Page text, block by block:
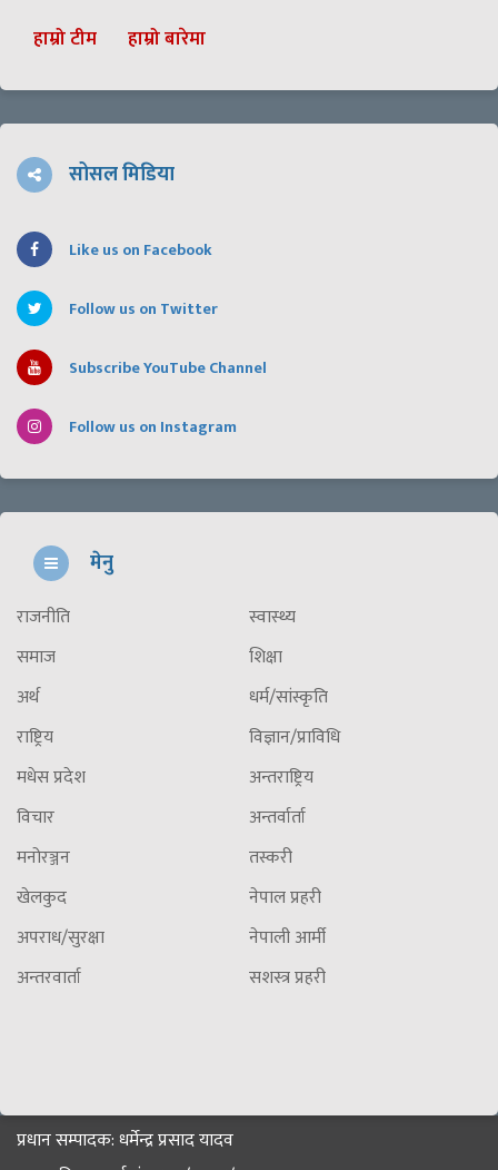
हाम्रो टीम हाम्रो बारेमा
सोसल मिडिया
Like us on Facebook
Follow us on Twitter
Subscribe YouTube Channel
Follow us on Instagram
मेनु
राजनीति
समाज
अर्थ
राष्ट्रिय
मधेस प्रदेश
विचार
मनोरञ्जन
खेलकुद
अपराध/सुरक्षा
अन्तरवार्ता
स्वास्थ्य
शिक्षा
धर्म/सांस्कृति
विज्ञान/प्राविधि
अन्तराष्ट्रिय
अन्तर्वार्ता
तस्करी
नेपाल प्रहरी
नेपाली आर्मी
सशस्त्र प्रहरी
प्रधान सम्पादक: धर्मेन्द्र प्रसाद यादव